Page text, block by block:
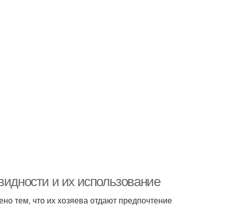
и их использование
тем, что их хозяева отдают предпочтение